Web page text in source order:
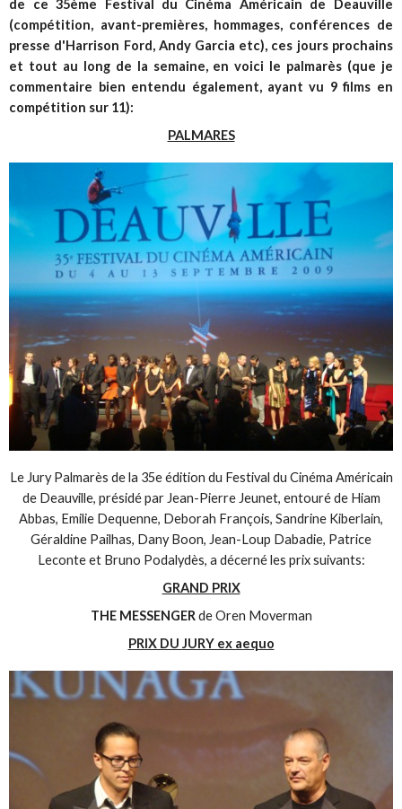
de ce 35ème Festival du Cinéma Américain de Deauville
(compétition, avant-premières, hommages, conférences de
presse d'Harrison Ford, Andy Garcia etc), ces jours prochains
et tout au long de la semaine, en voici le palmarès (que je
commentaire bien entendu également, ayant vu 9 films en
compétition sur 11):
PALMARES
Le Jury Palmarès de la 35e édition du Festival du Cinéma Américain
de Deauville, présidé par Jean-Pierre Jeunet, entouré de Hiam
Abbas, Emilie Dequenne, Deborah François, Sandrine Kiberlain,
Géraldine Pailhas, Dany Boon, Jean-Loup Dabadie, Patrice
Leconte et Bruno Podalydès, a décerné les prix suivants:
GRAND PRIX
THE MESSENGERde Oren Moverman
PRIX DU JURY ex aequo